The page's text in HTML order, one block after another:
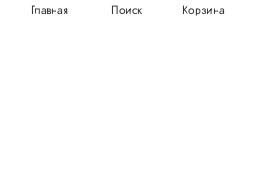
Главная Поиск Корзина